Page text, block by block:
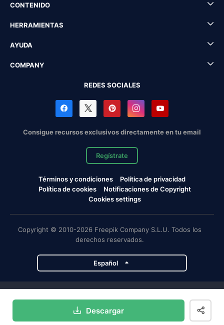
Descargar
CONTENIDO
HERRAMIENTAS
AYUDA
COMPANY
REDES SOCIALES
Consigue recursos exclusivos directamente en tu email
Regístrate
Términos y condiciones
Política de privacidad
Política de cookies
Notificaciones de Copyright
Cookies settings
Copyright © 2010-2026 Freepik Company S.L.U. Todos los
derechos reservados.
Español
Magnific Flaticon